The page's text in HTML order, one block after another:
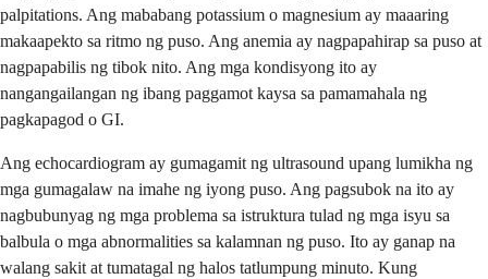
palpitations. Ang mababang potassium o magnesium ay maaaring
makaapekto sa ritmo ng puso. Ang anemia ay nagpapahirap sa puso at
nagpapabilis ng tibok nito. Ang mga kondisyong ito ay
nangangailangan ng ibang paggamot kaysa sa pamamahala ng
pagkapagod o GI.
Ang echocardiogram ay gumagamit ng ultrasound upang lumikha ng
mga gumagalaw na imahe ng iyong puso. Ang pagsubok na ito ay
nagbubunyag ng mga problema sa istruktura tulad ng mga isyu sa
balbula o mga abnormalities sa kalamnan ng puso. Ito ay ganap na
walang sakit at tumatagal ng halos tatlumpung minuto. Kung